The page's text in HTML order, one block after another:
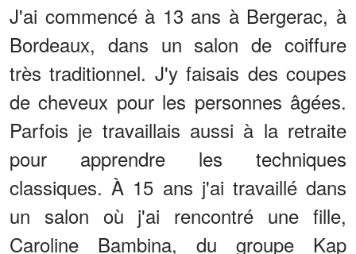
J'ai commencé à 13 ans à Bergerac, à
Bordeaux, dans un salon de coiffure
très traditionnel. J'y faisais des coupes
de cheveux pour les personnes âgées.
Parfois je travaillais aussi à la retraite
pour apprendre les techniques
classiques. À 15 ans j'ai travaillé dans
un salon où j'ai rencontré une fille,
Caroline Bambina, du groupe Kap